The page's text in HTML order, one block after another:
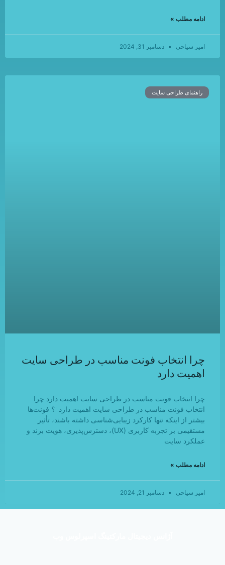
ادامه مطلب »
امیر سیاحی دسامبر 31, 2024
راهنمای طراحی سایت
چرا انتخاب فونت مناسب در طراحی سایت
اهمیت دارد
چرا انتخاب فونت مناسب در طراحی سایت اهمیت دارد چرا
انتخاب فونت مناسب در طراحی سایت اهمیت دارد ؟ فونت‌ها
بیشتر از اینکه تنها کارکرد زیبایی‌شناسی داشته باشند، تأثیر
مستقیمی بر تجربه کاربری (UX)، دسترس‌پذیری، هویت برند و
عملکرد سایت
ادامه مطلب »
امیر سیاحی دسامبر 21, 2024